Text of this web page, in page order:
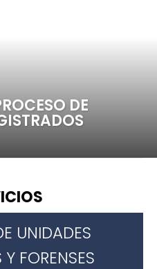
DE
UNIDADES
FORENSES